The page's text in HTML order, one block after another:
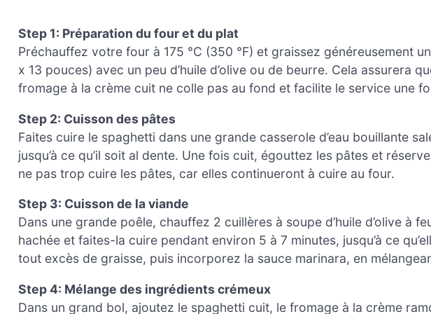
Step 1: Préparation du four et du plat
Préchauffez votre four à 175 °C (350 °F) et graissez généreusement
x 13 pouces) avec un peu d’huile d’olive ou de beurre. Cela assurera
fromage à la crème cuit ne colle pas au fond et facilite le service une
Step 2: Cuisson des pâtes
Faites cuire le spaghetti dans une grande casserole d’eau bouillante
jusqu’à ce qu’il soit al dente. Une fois cuit, égouttez les pâtes et
ne pas trop cuire les pâtes, car elles continueront à cuire au four.
Step 3: Cuisson de la viande
Dans une grande poêle, chauffez 2 cuillères à soupe d’huile d’olive à
hachée et faites-la cuire pendant environ 5 à 7 minutes, jusqu’à ce
tout excès de graisse, puis incorporez la sauce marinara, en
Step 4: Mélange des ingrédients crémeux
Dans un grand bol, ajoutez le spaghetti cuit, le fromage à la crème